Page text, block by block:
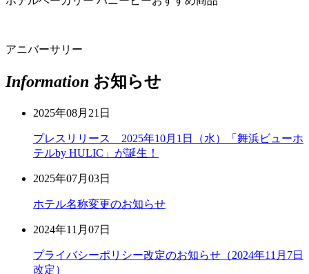
アニバーサリー
Information お知らせ
2025年08月21日
プレスリリース 2025年10月1日（水）「舞浜ビューホ
テルby HULIC」が誕生！
2025年07月03日
ホテル名称変更のお知らせ
2024年11月07日
プライバシーポリシー改定のお知らせ（2024年11月7日
改定）